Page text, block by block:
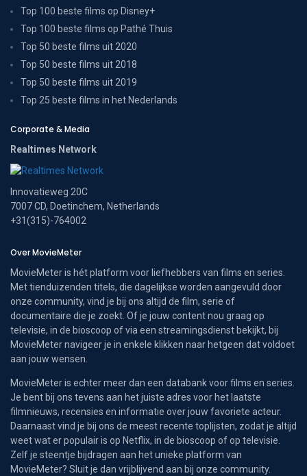
Top 100 beste films op Disney+
Top 100 beste films op Pathé Thuis
Top 50 beste films uit 2020
Top 50 beste films uit 2018
Top 50 beste films uit 2019
Top 25 beste films in het Nederlands
Corporate & Media
Realtimes Network
Innovatieweg 20C
7007 CD, Doetinchem, Netherlands
+31(315)-764002
Over MovieMeter
MovieMeter is hét platform voor liefhebbers van films en series.
Met tienduizenden titels, die dagelijkse worden aangevuld door
onze community, vind je bij ons altijd de film, serie of
documentaire die je zoekt. Of je jouw content nou graag op
televisie, in de bioscoop of via een streamingsdienst bekijkt, bij
MovieMeter navigeer je in enkele klikken naar hetgeen dat voldoet
aan jouw wensen.
MovieMeter is echter meer dan een databank voor films en series.
Je bent bij ons tevens aan het juiste adres voor het laatste
filmnieuws, recensies en informatie over jouw favoriete acteur.
Daarnaast vind je bij ons de meest recente toplijsten, zodat je altijd
weet wat er populair is op Netflix, in de bioscoop of op televisie.
Zelf je steentje bijdragen aan het unieke platform van
MovieMeter? Sluit je dan vrijblijvend aan bij onze community.